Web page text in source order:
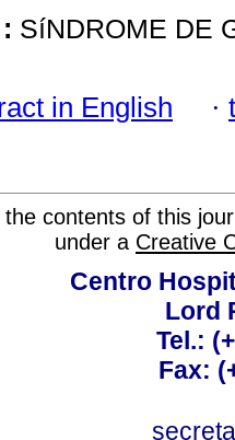
SíNDROME DE
in English ·
the contents of this
under a Creative
Centro
Lord
Tel.:
Fax: